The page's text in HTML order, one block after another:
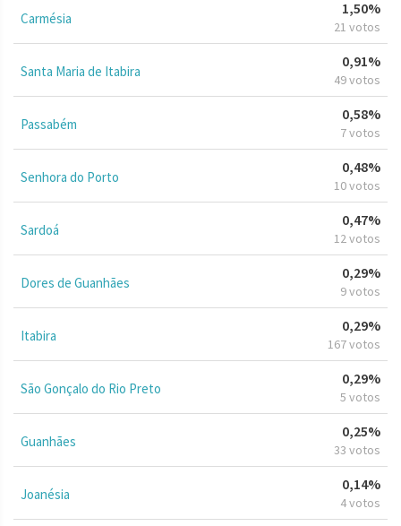
Carmésia
1,50%
21 votos
Santa Maria de Itabira
0,91%
49 votos
Passabém
0,58%
7 votos
Senhora do Porto
0,48%
10 votos
Sardoá
0,47%
12 votos
Dores de Guanhães
0,29%
9 votos
Itabira
0,29%
167 votos
São Gonçalo do Rio Preto
0,29%
5 votos
Guanhães
0,25%
33 votos
Joanésia
0,14%
4 votos